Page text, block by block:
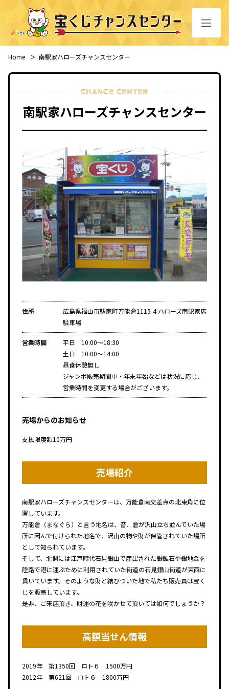
Home ＞ 南駅家ハローズチャンスセンター
CHANCE CENTER
南駅家ハローズチャンスセンター
住所
広島県福山市駅家町万能倉1115-4 ハローズ南駅家店
駐車場
営業時間
平日 10:00～18:30
土日 10:00～14:00
昼食休憩無し
ジャンボ販売期間中・年末年始などは状況に応じ、
営業時間を変更する場合がございます。
売場からのお知らせ
支払限度額10万円
売場紹介
南駅家ハローズチャンスセンターは、万能倉南交差点の北東角に位
置しています。
万能倉（まなぐら）と言う地名は、昔、倉が沢山立ち並んでいた場
所に因んで付けられた地名で、沢山の物や財が保管されていた場所
として知られています。
そして、北側には江戸時代石見銀山で産出された銀鉱石や銀地金を
陸路で港に運ぶために利用されていた街道の石見銀山街道が東西に
貫いています。そのような財と結びついた地で私たち販売員は宝く
じを販売しています。
是非、ご来店頂き、財運の花を咲かせて頂いては如何でしょうか？
高額当せん情報
2019年 第1350回 ロト６ 1500万円
2012年 第621回 ロト６ 1800万円